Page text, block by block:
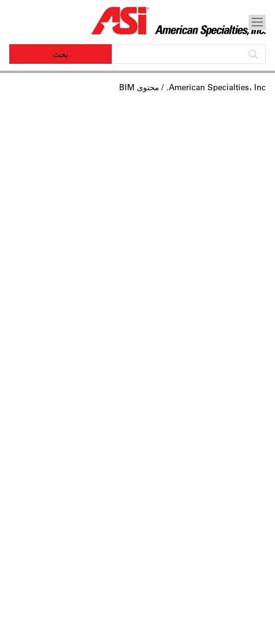
American Specialties، Inc. / محتوى BIM